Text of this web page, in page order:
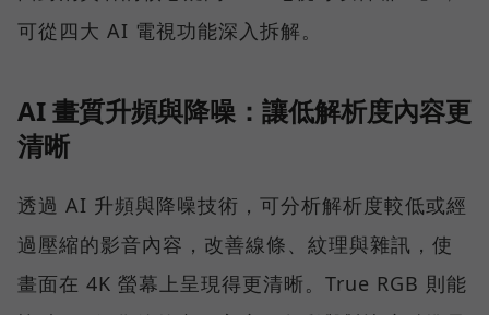
可從四大 AI 電視功能深入拆解。
AI 畫質升頻與降噪：讓低解析度內容更
清晰
透過 AI 升頻與降噪技術，可分析解析度較低或經
過壓縮的影音內容，改善線條、紋理與雜訊，使
畫面在 4K 螢幕上呈現得更清晰。True RGB 則能